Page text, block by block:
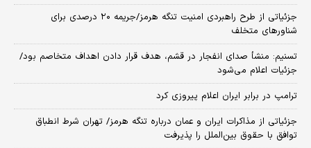
جزئیاتی از طرح راهبردی امنیت تنگه هرمز/جریمه ۲۰ درصدی برای
شناورهای متخلف
تسنیم: منشأ صدای انفجار در قشم، هدف قرار دادن اهداف متخاصم بود/
جزئیات اعلام می‌شود
ترامپ در برابر ایران اعلام پیروزی کرد
جزئیاتی از مذاکرات ایران و عمان درباره تنگه هرمز/ تهران شرط انطباق
توافق با حقوق بین‌الملل را پذیرفت